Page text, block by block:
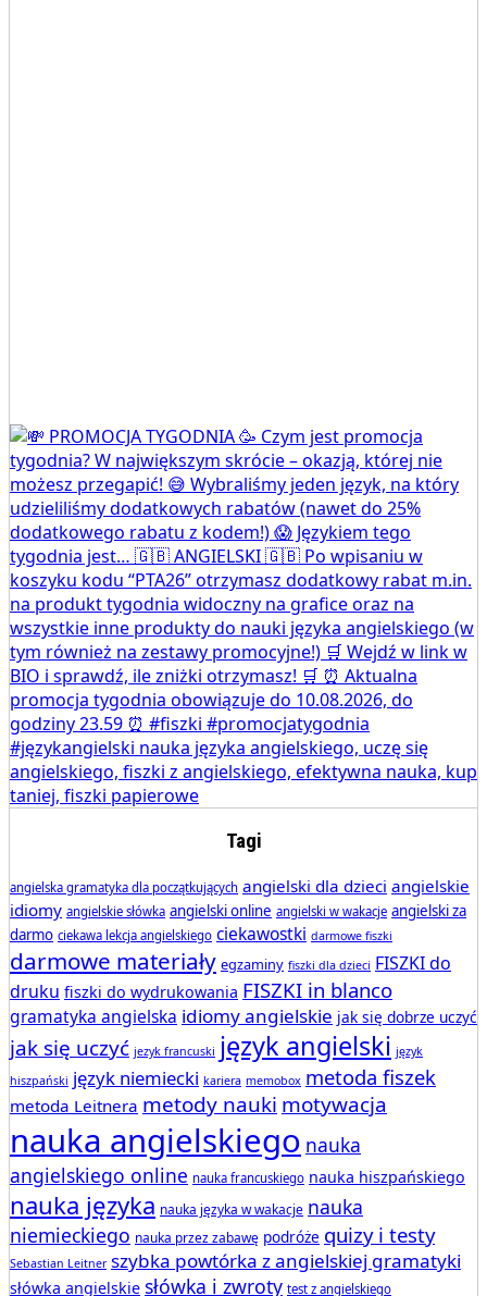
Tagi
angielska gramatyka dla początkujących angielski dla dzieci angielskie
idiomy angielskie słówka angielski online angielski w wakacje angielski za
darmo ciekawa lekcja angielskiego ciekawostki darmowe fiszki
darmowe materiały egzaminy fiszki dla dzieci FISZKI do
druku fiszki do wydrukowania FISZKI in blanco
gramatyka angielska idiomy angielskie jak się dobrze uczyć
jak się uczyć jezyk francuski język angielski język
hiszpański język niemiecki kariera memobox metoda fiszek
metoda Leitnera metody nauki motywacja
nauka angielskiego nauka
angielskiego online nauka francuskiego nauka hiszpańskiego
nauka języka nauka języka w wakacje nauka
niemieckiego nauka przez zabawę podróże quizy i testy
Sebastian Leitner szybka powtórka z angielskiej gramatyki
słówka angielskie słówka i zwroty test z angielskiego